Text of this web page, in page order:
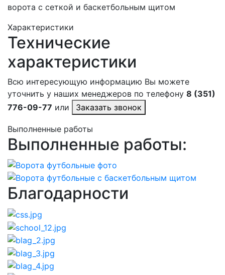
ворота с сеткой и баскетбольным щитом
Характеристики
Технические
характеристики
Всю интересующую информацию Вы можете
уточнить у наших менеджеров по телефону 8 (351)
776-09-77 или Заказать звонок
Выполненные работы
Выполненные работы:
Благодарности